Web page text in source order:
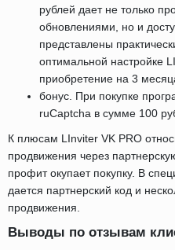
рублей дает не только
обновлениями, но и
представлены
оптимальной настройке
приобретение на 3
бонус. При покупке
ruCaptcha в сумме 100
К плюсам LInviter VK PRO
продвижения через
профит окупает покупку. В
дается партнерский код и
продвижения.
Выводы по отзывам